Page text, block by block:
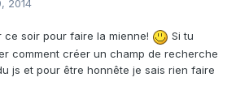
2014
ce soir pour faire la mienne!
Si tu
comment créer un champ de recherche
js et pour être honnête je sais rien faire